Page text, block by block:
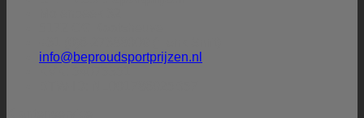
info@beproudsportprijzen.nl